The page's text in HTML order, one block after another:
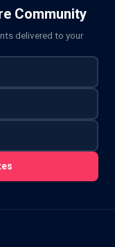
Community
delivered to your